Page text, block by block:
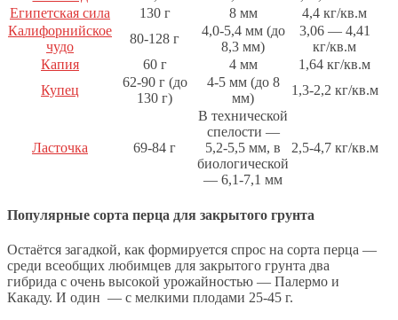
Египетская сила
130 г 8 мм
4,4 кг/кв.м
Калифорнийское
чудо
80-128 г
4,0-5,4 мм (до
8,3 мм)
3,06 — 4,41
кг/кв.м
Капия
60 г 4 мм
1,64 кг/кв.м
Купец
62-90 г (до
130 г)
4-5 мм (до 8
мм)
1,3-2,2 кг/кв.м
Ласточка 69-84 г
В технической
спелости —
5,2-5,5 мм, в
биологической
— 6,1-7,1 мм
2,5-4,7 кг/кв.м
Популярные сорта перца для закрытого грунта
Остаётся загадкой, как формируется спрос на сорта перца —
среди всеобщих любимцев для закрытого грунта два
гибрида с очень высокой урожайностью — Палермо и
Какаду. И один — с мелкими плодами 25-45 г.